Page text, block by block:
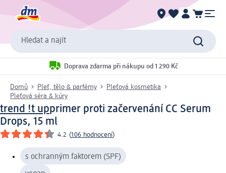
Hledat a najít
Doprava zdarma při nákupu od 1 290 Kč
Domů Pleť, tělo & parfémy
Pleťová kosmetika
Pleťová séra & kúry
trend !t upprimer proti začervenání CC Serum
Drops, 15 ml
4.2 (106 hodnocení)
s ochranným faktorem (SPF)